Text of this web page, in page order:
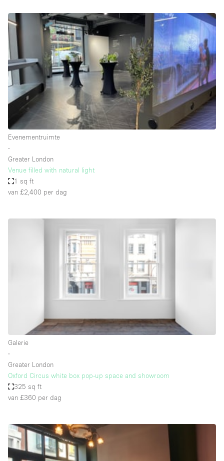
Overige
Restaurant / Bar / Café
Salon
Unieke ruimte
Vergaderruimte
Vrachtwagen
Winkel delen
Kenmerken ruimte
Audio- en videoapparatuur
Beveiligingssysteem
Daglicht
Dakterras
Drankvergunning
Etalage
Grote entree
Evenementruimte
∙
Greater London
Venue filled with natural light
1 sq ft
van £2,400 per dag
Galerie
∙
Greater London
Oxford Circus white box pop-up space and showroom
325 sq ft
van £360 per dag